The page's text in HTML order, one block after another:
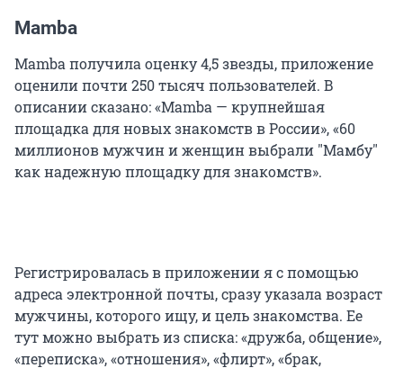
Mamba
Mamba получила оценку 4,5 звезды, приложение
оценили почти 250 тысяч пользователей. В
описании сказано: «Mamba — крупнейшая
площадка для новых знакомств в России», «60
миллионов мужчин и женщин выбрали "Мамбу"
как надежную площадку для знакомств».
Регистрировалась в приложении я с помощью
адреса электронной почты, сразу указала возраст
мужчины, которого ищу, и цель знакомства. Ее
тут можно выбрать из списка: «дружба, общение»,
«переписка», «отношения», «флирт», «брак,